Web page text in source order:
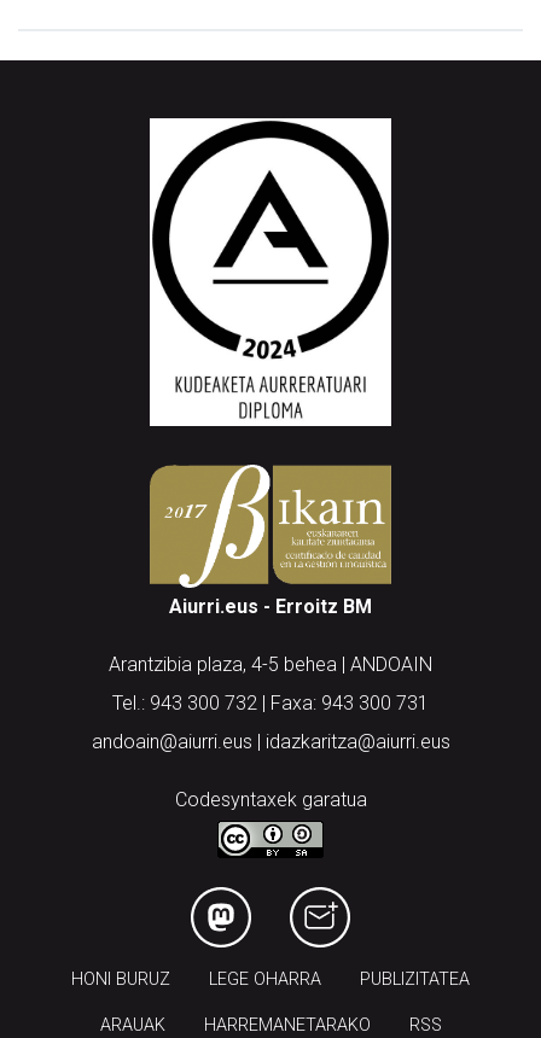
Aiurri.eus - Erroitz BM
Arantzibia plaza, 4-5 behea | ANDOAIN
Tel.: 943 300 732 | Faxa: 943 300 731
andoain@aiurri.eus | idazkaritza@aiurri.eus
Codesyntaxek garatua
HONI BURUZ LEGE OHARRA PUBLIZITATEA
ARAUAK HARREMANETARAKO RSS